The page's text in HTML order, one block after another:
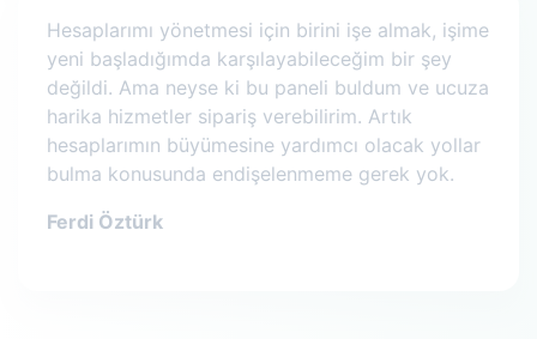
Hesaplarımı yönetmesi için birini işe almak, işime
yeni başladığımda karşılayabileceğim bir şey
değildi. Ama neyse ki bu paneli buldum ve ucuza
harika hizmetler sipariş verebilirim. Artık
hesaplarımın büyümesine yardımcı olacak yollar
bulma konusunda endişelenmeme gerek yok.
Ferdi Öztürk